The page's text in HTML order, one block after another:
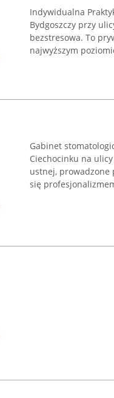
Indywidualna
Bydgoszczy przy
bezstresowa. To
najwyższym
Gabinet
Ciechocinku na
ustnej, prowadzone
się